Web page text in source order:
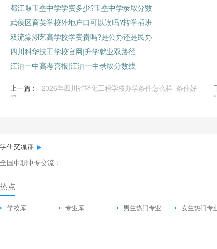
都江堰玉垒中学学费多少?玉垒中学录取分数
武侯区育英学校外地户口可以读吗?转学插班
双流棠湖艺高学校学费贵吗?是公办还是民办
四川科华技工学校官网|升学就业双路径
江油一中高考喜报|江油一中录取分数线
上一篇：
2026年四川省轻化工程学校办学条件怎么样_条件好
吗
学生交流群
全国中职中专交流：
热点
• 学校库 • 专业库 • 男生热门专业 • 女生热门专